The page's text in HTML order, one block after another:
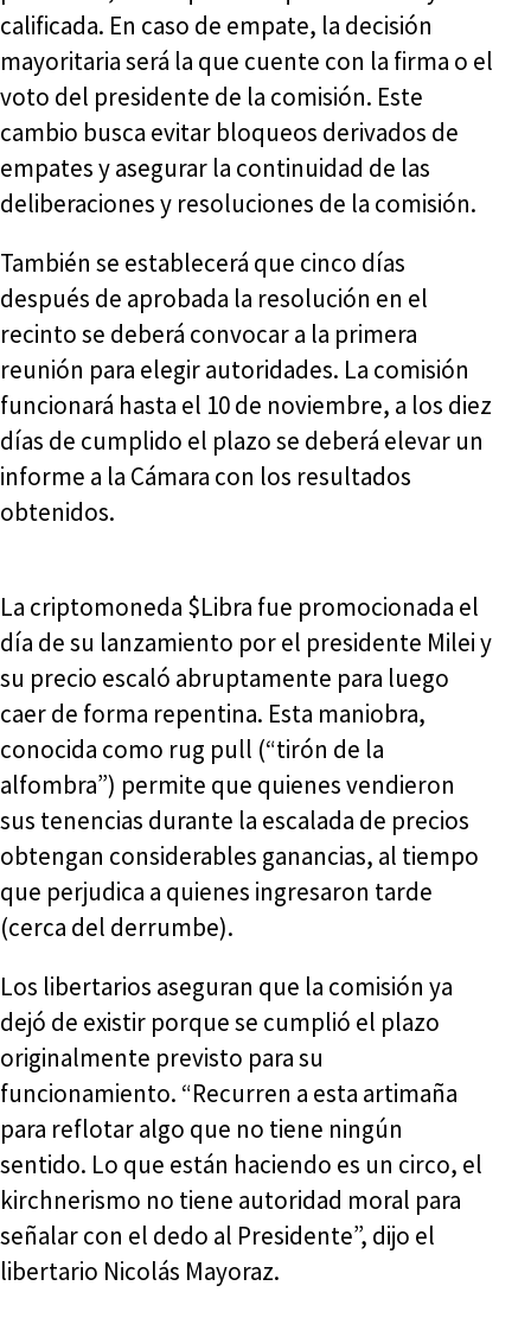
calificada. En caso de empate, la decisión
mayoritaria será la que cuente con la firma o el
voto del presidente de la comisión. Este
cambio busca evitar bloqueos derivados de
empates y asegurar la continuidad de las
deliberaciones y resoluciones de la comisión.
También se establecerá que cinco días
después de aprobada la resolución en el
recinto se deberá convocar a la primera
reunión para elegir autoridades. La comisión
funcionará hasta el 10 de noviembre, a los diez
días de cumplido el plazo se deberá elevar un
informe a la Cámara con los resultados
obtenidos.
La criptomoneda $Libra fue promocionada el
día de su lanzamiento por el presidente Milei y
su precio escaló abruptamente para luego
caer de forma repentina. Esta maniobra,
conocida como rug pull (“tirón de la
alfombra”) permite que quienes vendieron
sus tenencias durante la escalada de precios
obtengan considerables ganancias, al tiempo
que perjudica a quienes ingresaron tarde
(cerca del derrumbe).
Los libertarios aseguran que la comisión ya
dejó de existir porque se cumplió el plazo
originalmente previsto para su
funcionamiento. “Recurren a esta artimaña
para reflotar algo que no tiene ningún
sentido. Lo que están haciendo es un circo, el
kirchnerismo no tiene autoridad moral para
señalar con el dedo al Presidente”, dijo el
libertario Nicolás Mayoraz.